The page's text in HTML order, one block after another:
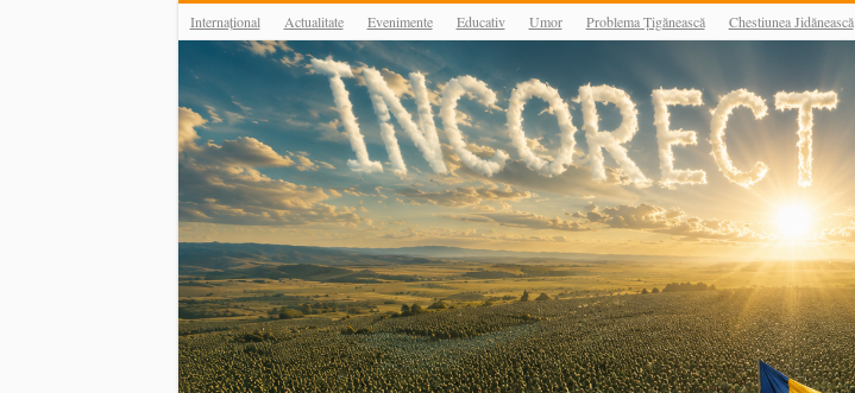
Internațional Actualitate Evenimente Educativ Umor Problema Țigănească Chestiunea Jidănească